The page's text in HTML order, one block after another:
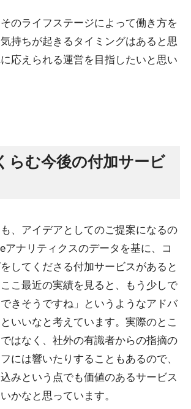
のライフステージによって働き方を
持ちが起きるタイミングはあると思
応えられる運営を目指したいと思い
らむ今後の付加サービ
、アイデアとしてのご提案になるの
アナリティクスのデータを基に、コ
してくださる付加サービスがあると
こ最近の実績を見ると、もう少しで
きそうですね」というようなアドバ
いいなと考えています。実際のとこ
はなく、社外の有識者からの指摘の
には響いたりすることもあるので、
みという点でも価値のあるサービス
かなと思っています。